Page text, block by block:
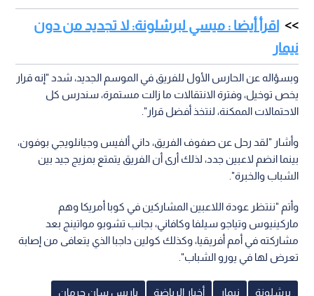
اقرأ أيضا : ميسي لبرشلونة: لا تجديد من دون
نيمار
وبسؤاله عن الحارس الأول للفريق في الموسم الجديد، شدد "إنه قرار
يخص توخيل، وفترة الانتقالات ما زالت مستمرة، سندرس كل
الاحتمالات الممكنة، لنتخذ أفضل قرار".
وأشار "لقد رحل عن صفوف الفريق، داني ألفيس وجيانلويجي بوفون،
بينما انضم لاعبين جدد، لذلك أرى أن الفريق يتمتع بمزيج جيد بين
الشباب والخبرة".
وأتم "ننتظر عودة اللاعبين المشاركين في كوبا أمريكا وهم
ماركينيوس وتياجو سيلفا وكافاني، بجانب تشوبو مواتينج بعد
مشاركته في أمم أفريقيا، وكذلك كولين داجبا الذي يتعافى من إصابة
تعرض لها في يورو الشباب".
برشلونة نيمار أخبار الرياضة باريس سان جرمان